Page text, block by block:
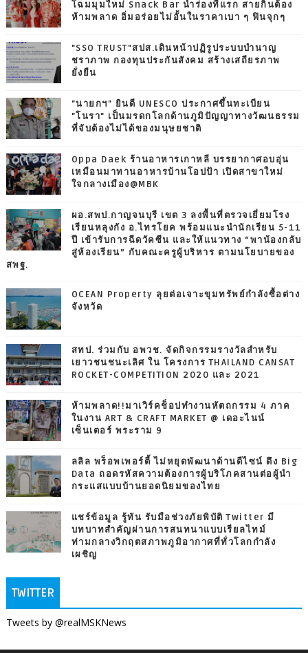
โฉมมุมใหม่ Snack Bar นำร่องที่แรก สายกินต้อง
ห้ามพลาด อิ่มอร่อยไม่อั้นในราคาเบา ๆ ฟินจุกๆ
"SSO TRUST"สปส.เดินหน้าปฏิรูประบบบำนาญ
ชราภาพ กองทุนประกันสังคม สร้างเสถียรภาพ
ยั่งยืน
"นายกฯ" ยินดี UNESCO ประกาศขึ้นทะเบียน
"โนรา" เป็นมรดกโลกด้านภูมิปัญญาทางวัฒนธรรม
ที่จับต้องไม่ได้ของมนุษยชาติ
Oppa Daek ร้านอาหารเกาหลี บรรยากาศอบอุ่น
เหมือนมาทานอาหารบ้านโอปป้า เปิดสาขาใหม่
ใจกลางเมือง@MBK
ผอ.สพป.กาญจนบุรี เขต 3 ลงพื้นที่ตรวจเยี่ยมโรง
เรียนหลุงกัง อ.ไทรโยค พร้อมแนะนำนักเรียน 5-11
ปี เข้ารับการฉีดวัคซีน และให้แนวทาง “พาน้องกลับ
สู่ห้องเรียน” กับคณะครูผู้บริหาร ตามนโยบายของ
สพฐ.
OCEAN Property ลุยต่อเจาะขุมทรัพย์กำลังซื้อต่าง
จังหวัด
สทป. ร่วมกับ อพวช. จัดกิจกรรมรางวัลสำหรับ
เยาวชนชนะเลิศ ใน โครงการ THAILAND CANSAT
ROCKET-COMPETITION 2020 และ 2021
ห้ามพลาด!!มาเวิร์คช็อปทำงานหัตถกรรม 4 ภาค
ในงาน ART & CRAFT MARKET @ เดอะไนน์
เซ็นเตอร์ พระราม 9
ลลิล พร็อพเพอร์ตี้ ไม่หยุดพัฒนาด้านดีไซน์ ดึง Big
Data ถอดรหัสความต้องการผู้บริโภคสานต่อผู้นำ
กระแสแบบบ้านยอดนิยมของไทย
แชร์ข้อมูล รู้ทัน รับมือช่วงภัยพิบัติ Twitter มี
บทบาทสำคัญผ่านการสนทนาแบบเรียลไทม์
ท่ามกลางวิกฤตสภาพภูมิอากาศที่ทั่วโลกกำลัง
เผชิญ
TWITTER
Tweets by @realMSKNews